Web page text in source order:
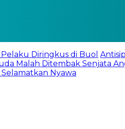
Diringkus di Buol
Malah Ditembak Senjata
Nyawa